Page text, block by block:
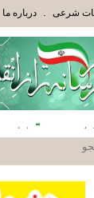
عاقلانشرعی . درباره ما